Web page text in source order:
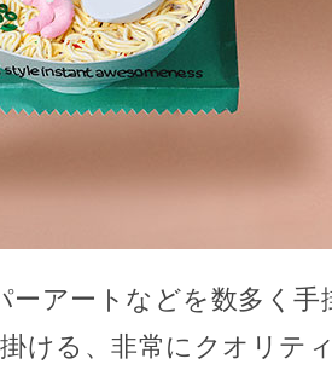
ーアートなどを数多く
ける、非常にクオリテ